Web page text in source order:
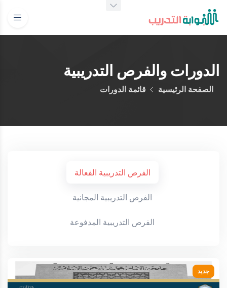
الدورات والفرص التدريبية
الصفحة الرئيسية قائمة الدورات
الفرص التدريبية الفعالة
الفرص التدريبية المجانية
الفرص التدريبية المدفوعة
جديد